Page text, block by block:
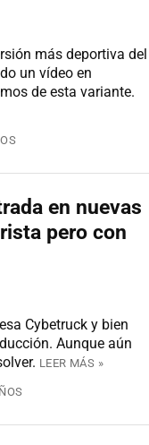
más deportiva del
un vídeo en
de esta variante.
en nuevas
pero con
Cybetruck y bien
Aunque aún
LEER MÁS »